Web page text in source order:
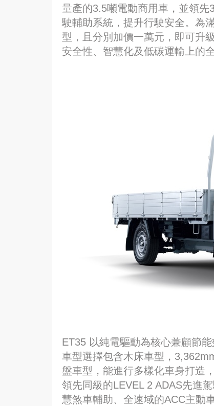
量產的3.5噸電動商用車，並領先
駛輔助系統，提升行駛安全。為
型，且分別加價一萬元，即可升
安全性、智慧化及低碳運輸上的
ET35 以純電驅動為核心兼顧節
車型選擇包含木床車型，
盤車型，能進行多樣化車身打造
領先同級的LEVEL 2 ADAS先進
慧煞車輔助、全速域的ACC主動